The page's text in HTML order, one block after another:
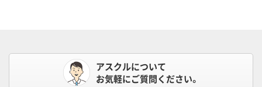
アスクルについて
お気軽にご質問ください。